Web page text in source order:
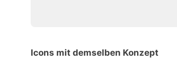
Icons mit demselben Konzept